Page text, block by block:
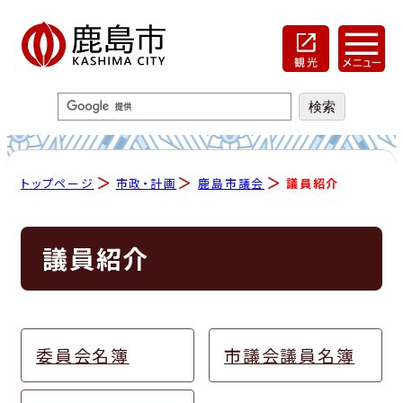
トップページ 市政・計画 鹿島市議会 議員紹介
議員紹介
委員会名簿 市議会議員名簿